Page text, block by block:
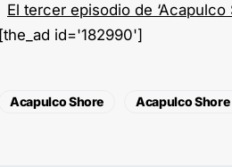
El tercer episodio de
[the_ad id='182990']
Acapulco Shore Acapulco Shore